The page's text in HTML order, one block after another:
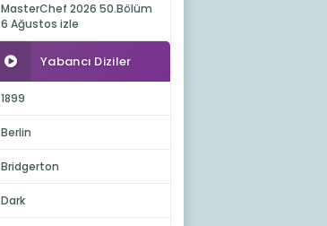
MasterChef 2026 50.Bölüm
6 Ağustos izle
Yabancı Diziler
1899
Berlin
Bridgerton
Dark